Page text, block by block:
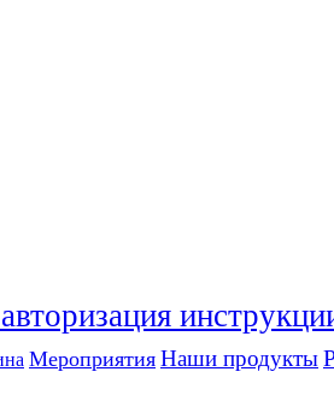
Мероприятия Наши продукты